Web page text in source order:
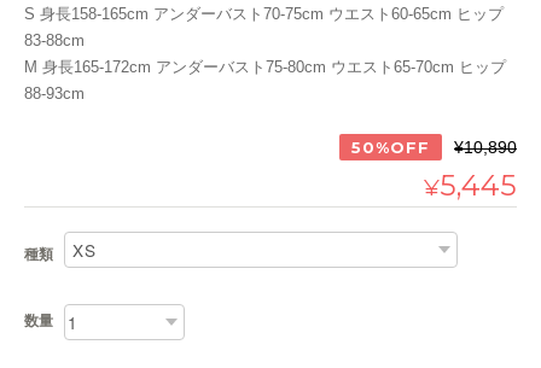
S 身長158-165cm アンダーバスト70-75cm ウエスト60-65cm ヒップ
83-88cm
M 身長165-172cm アンダーバスト75-80cm ウエスト65-70cm ヒップ
88-93cm
50%OFF ¥10,890
¥5,445
種類
数量